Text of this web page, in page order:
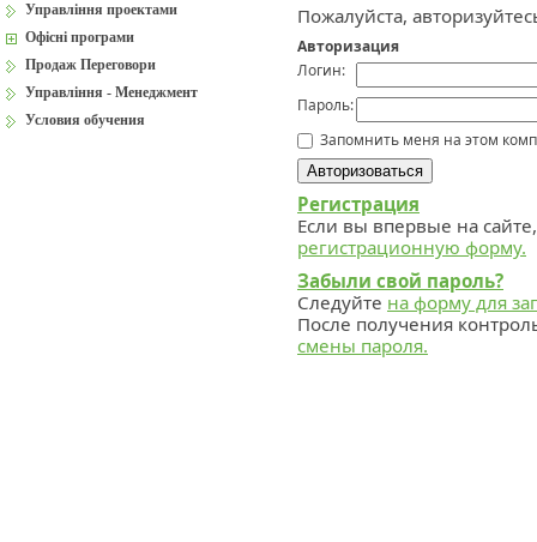
Пожалуйста,
Авторизация
Логин:
Пароль:
Запомнить меня на этом
Регистрация
Если вы впервые на
регистрационную форму.
Забыли свой пароль?
Следуйте на форму для
После получения
смены пароля.
Управління проектами
Офісні програми
Продаж Переговори
Управління - Менеджмент
Условия обучения